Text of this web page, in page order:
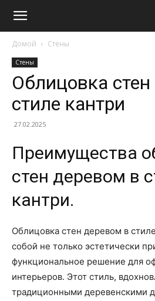
Домой Стены
Стены
Облицовка
стиле кантри
27.02.2025
Преимущества
стен деревом в
кантри.
Облицовка стен деревом в
собой не только эстетически
функциональное решение для
интерьеров. Этот стиль,
традиционными деревенскими